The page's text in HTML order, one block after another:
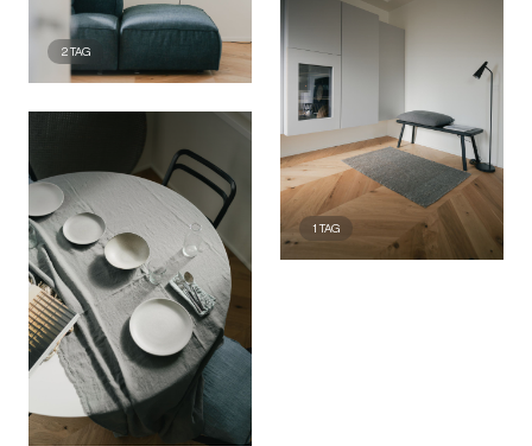
2TAG
1 TAG